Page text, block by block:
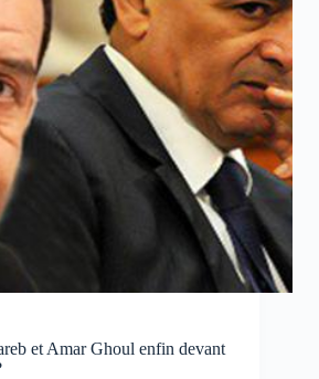
et Amar Ghoul enfin devant